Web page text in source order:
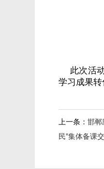
此次活
学习成果
上一条： 邯郸
民”集体备课